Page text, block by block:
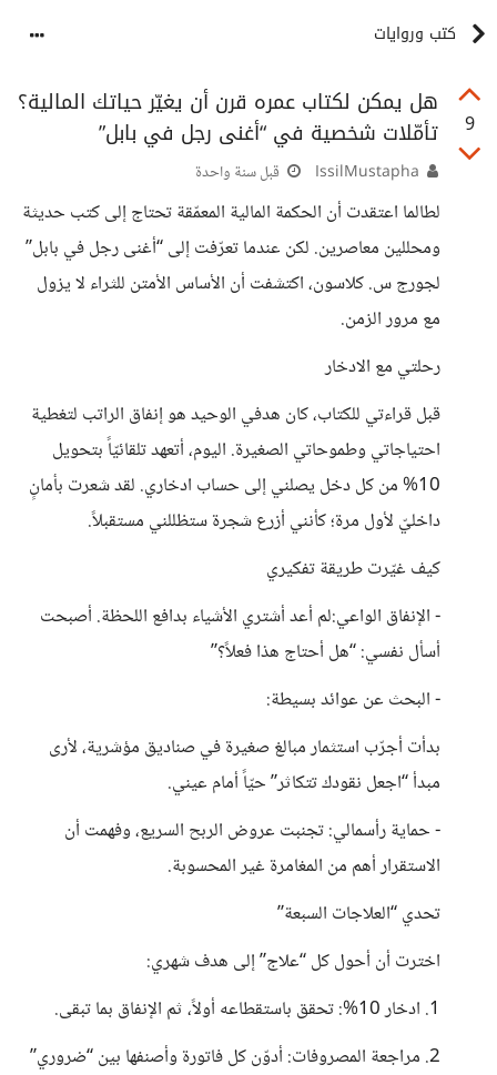
كتب وروايات
9
هل يمكن لكتاب عمره قرن أن يغيّر حياتك المالية؟
تأمّلات شخصية في “أغنى رجل في بابل”
قبل سنة واحدة
لطالما اعتقدت أن الحكمة المالية المعمّقة تحتاج إلى كتب حديثة
ومحللين معاصرين. لكن عندما تعرّفت إلى “أغنى رجل في بابل”
لجورج س. كلاسون، اكتشفت أن الأساس الأمتن للثراء لا يزول
مع مرور الزمن.
رحلتي مع الادخار
قبل قراءتي للكتاب، كان هدفي الوحيد هو إنفاق الراتب لتغطية
احتياجاتي وطموحاتي الصغيرة. اليوم، أتعهد تلقائيّاً بتحويل
10% من كل دخل يصلني إلى حساب ادخاري. لقد شعرت بأمانٍ
داخليّ لأول مرة؛ كأنني أزرع شجرة ستظللني مستقبلاً.
كيف غيّرت طريقة تفكيري
- الإنفاق الواعي:لم أعد أشتري الأشياء بدافع اللحظة. أصبحت
أسأل نفسي: “هل أحتاج هذا فعلاً؟”
- البحث عن عوائد بسيطة:
بدأت أجرّب استثمار مبالغ صغيرة في صناديق مؤشرية، لأرى
مبدأ “اجعل نقودك تتكاثر” حيّاً أمام عيني.
- حماية رأسمالي: تجنبت عروض الربح السريع، وفهمت أن
الاستقرار أهم من المغامرة غير المحسوبة.
تحدي “العلاجات السبعة”
اخترت أن أحول كل “علاج” إلى هدف شهري:
1. ادخار 10%: تحقق باستقطاعه أولاً، ثم الإنفاق بما تبقى.
2. مراجعة المصروفات: أدوّن كل فاتورة وأصنفها بين “ضروري”